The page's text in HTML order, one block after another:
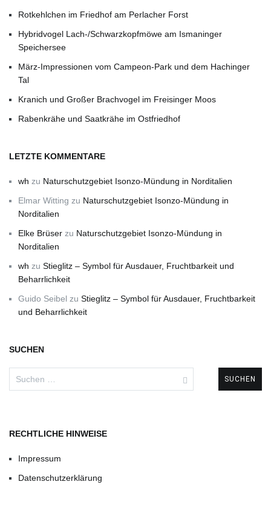
Rotkehlchen im Friedhof am Perlacher Forst
Hybridvogel Lach-/Schwarzkopfmöwe am Ismaninger
Speichersee
März-Impressionen vom Campeon-Park und dem Hachinger
Tal
Kranich und Großer Brachvogel im Freisinger Moos
Rabenkrähe und Saatkrähe im Ostfriedhof
LETZTE KOMMENTARE
wh zu Naturschutzgebiet Isonzo-Mündung in Norditalien
Elmar Witting zu Naturschutzgebiet Isonzo-Mündung in
Norditalien
Elke Brüser zu Naturschutzgebiet Isonzo-Mündung in
Norditalien
wh zu Stieglitz – Symbol für Ausdauer, Fruchtbarkeit und
Beharrlichkeit
Guido Seibel zu Stieglitz – Symbol für Ausdauer, Fruchtbarkeit
und Beharrlichkeit
SUCHEN
RECHTLICHE HINWEISE
Impressum
Datenschutzerklärung